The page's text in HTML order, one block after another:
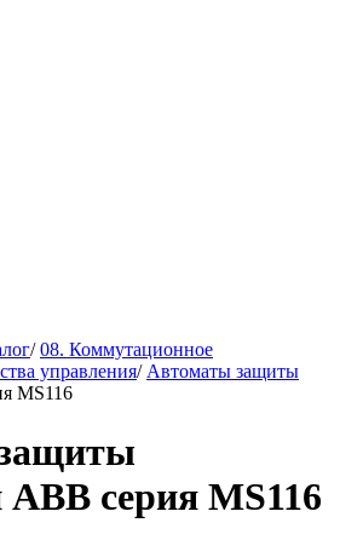
/ 08. Коммутационное
управления/ Автоматы защиты
MS116
ABB серия MS116